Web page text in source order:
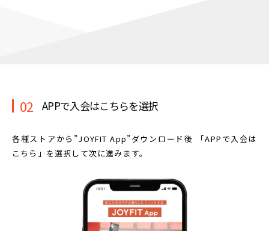
02 APPで入会はこちらを選択
各種ストアから”JOYFIT App”ダウンロード後
「APPで入会は
こちら」を選択して次に進みます。